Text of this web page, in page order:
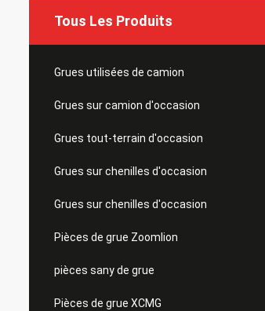
Tous Les Produits
Grues utilisées de camion
Grues sur camion d'occasion
Grues tout-terrain d'occasion
Grues sur chenilles d'occasion
Grues sur chenilles d'occasion
Pièces de grue Zoomlion
pièces sany de grue
Pièces de grue XCMG